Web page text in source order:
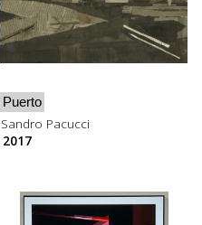
Puerto
Sandro Pacucci
2017